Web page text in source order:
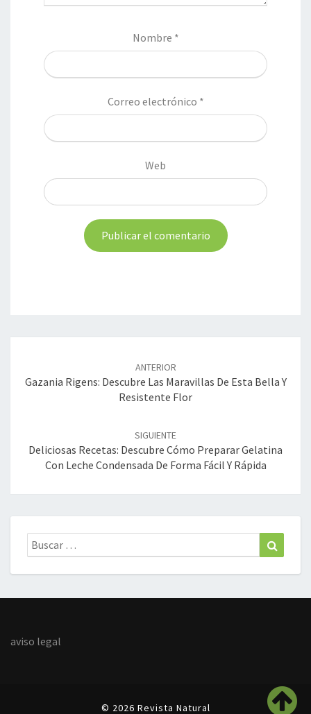
Nombre *
Correo electrónico *
Web
entradas
ANTERIOR
Gazania Rigens: Descubre Las Maravillas De Esta Bella Y
Resistente Flor
SIGUIENTE
Deliciosas Recetas: Descubre Cómo Preparar Gelatina
Con Leche Condensada De Forma Fácil Y Rápida
Buscar:
aviso legal
© 2026 Revista Natural